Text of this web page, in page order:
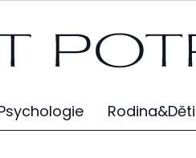
Rodina&Děti